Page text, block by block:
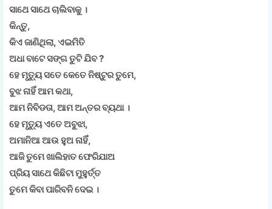
ସାଥେ ସାଥେ ଚାଲିବାକୁ ।
କିନ୍ତୁ,
କିଏ ଜାଣିଥିଲା, ଏଇମିତି
ଅଧା ବାଟେ ସଙ୍ଗ ତୁଟି ଯିବ ?
ହେ ମୃତ୍ୟୁ ସତେ କେତେ ନିଷ୍ଟୁର ତୁମେ,
ବୁଝ ନାହିଁ ଆମ କଥା,
ଆମ ନିବିଡତା, ଆମ ଅନ୍ତର ବ୍ୟଥା ।
ହେ ମୃତ୍ୟୁ ଏତେ ଅବୁଝା,
ଅମାନିଆ ଆଉ ହୁଅ ନାହିଁ,
ଆଜି ତୁମେ ଖାଲିହାତ ଫେରିଯାଅ
ପ୍ରିୟ ସାଥେ କିଛିଟା ମୁହୁର୍ତ୍ତ
ତୁମେ କିବା ପାରିବନି ଦେଇ ।